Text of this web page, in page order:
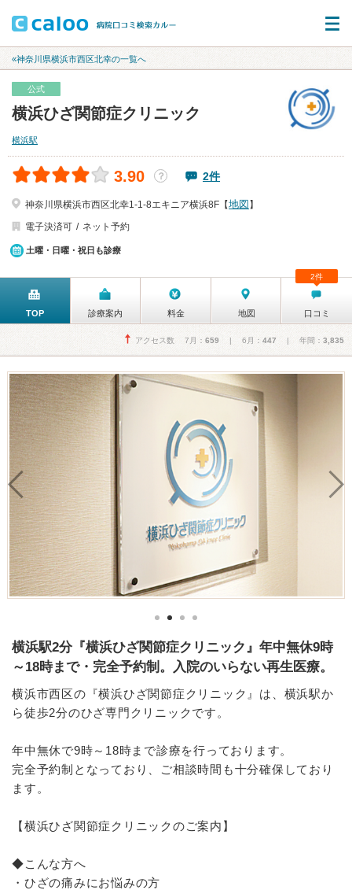
«神奈川県横浜市西区北幸の一覧へ
公式
横浜ひざ関節症クリニック
横浜駅
3.90 ？ 2件
神奈川県横浜市西区北幸1-1-8エキニア横浜8F【地図 】
電子決済可
ネット予約
土曜・日曜・祝日も診療
TOP 診療案内 料金 地図 口コミ
2件
アクセス数 7月： 659 | 6月： 447 | 年間： 3,835
横浜駅2分『横浜ひざ関節症クリニック』年中無休9時
～18時まで・完全予約制。入院のいらない再生医療。
横浜市西区の『横浜ひざ関節症クリニック』は、横浜駅か
ら徒歩2分のひざ専門クリニックです。
年中無休で9時～18時まで診療を行っております。
完全予約制となっており、ご相談時間も十分確保しており
ます。
【横浜ひざ関節症クリニックのご案内】
◆こんな方へ
・ひざの痛みにお悩みの方